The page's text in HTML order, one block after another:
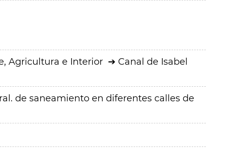
Agricultura e Interior Canal de Isabel
de saneamiento en diferentes calles de